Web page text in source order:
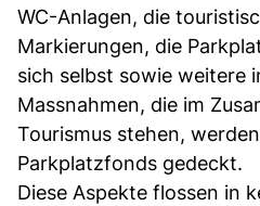
WC-Anlagen, die
Markierungen, die
sich selbst sowie weitere
Massnahmen, die im
Tourismus stehen,
Parkplatzfonds gedeckt.
Diese Aspekte flossen in